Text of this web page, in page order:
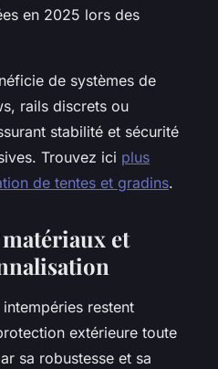
en 2025 lors des
de systèmes de
rails discrets ou
stabilité et sécurité
Trouvez ici plus
de tentes et gradins.
matériaux et
restent
extérieure toute
sa robustesse et sa